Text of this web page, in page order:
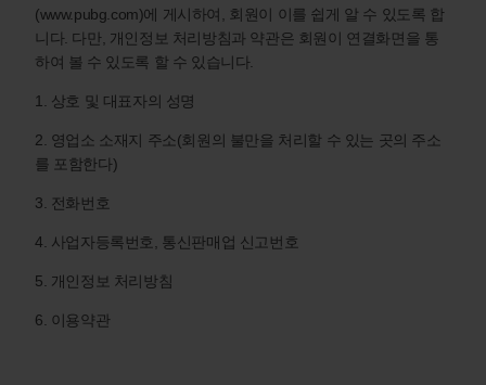
(www.pubg.com)에 게시하여, 회원이 이를 쉽게 알 수 있도록 합
니다. 다만, 개인정보 처리방침과 약관은 회원이 연결화면을 통
하여 볼 수 있도록 할 수 있습니다.
1. 상호 및 대표자의 성명
2. 영업소 소재지 주소(회원의 불만을 처리할 수 있는 곳의 주소
를 포함한다)
3. 전화번호
4. 사업자등록번호, 통신판매업 신고번호
5. 개인정보 처리방침
6. 이용약관